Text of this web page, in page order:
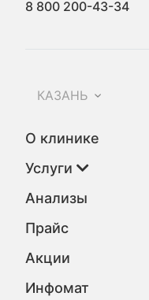
8 800 200-43-34
КАЗАНЬ
О клинике
Услуги
Анализы
Прайс
Акции
Инфомат